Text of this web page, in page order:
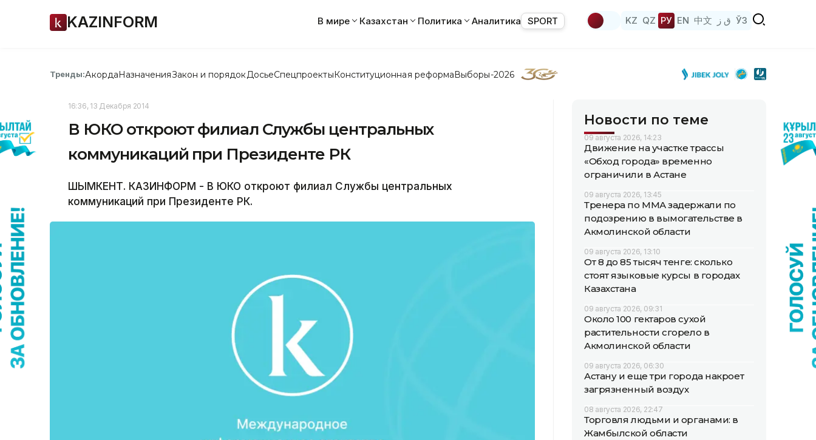
KAZINFORM В мире Казахстан Политика Аналитика SPORT KZ QZ РУ EN 中文 ق ز ЎЗ
Тренды:АкордаНазначенияЗакон и порядок ДосьеСпецпроектыКонституционная реформаВыборы-2026
16:36, 13 Декабря 2014
В ЮКО откроют филиал Службы центральных
коммуникаций при Президенте РК
ШЫМКЕНТ. КАЗИНФОРМ - В ЮКО откроют филиал Службы центральных
коммуникаций при Президенте РК.
Новости по теме
09 августа 2026, 14:23
Движение на участке трассы
«Обход города» временно
ограничили в Астане
09 августа 2026, 13:45
Тренера по ММА задержали по
подозрению в вымогательстве в
Акмолинской области
09 августа 2026, 13:10
От 8 до 85 тысяч тенге: сколько
стоят языковые курсы в городах
Казахстана
09 августа 2026, 09:31
Около 100 гектаров сухой
растительности сгорело в
Акмолинской области
09 августа 2026, 06:30
Астану и еще три города накроет
загрязненный воздух
08 августа 2026, 22:47
Торговля людьми и органами: в
Жамбылской области